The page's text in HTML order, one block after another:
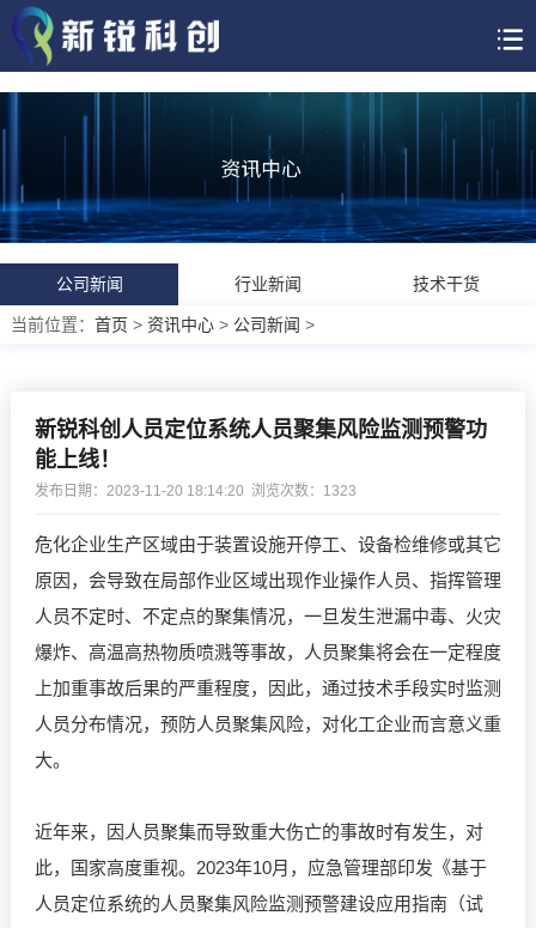
公司新闻 行业新闻 技术干货
当前位置： 首页 > 资讯中心> 公司新闻 >
新锐科创人员定位系统人员聚集风险监测预警功
能上线！
发布日期：2023-11-20 18:14:20 浏览次数： 1323
危化企业生产区域由于装置设施开停工、设备检维修或其它
原因，会导致在局部作业区域出现作业操作人员、指挥管理
人员不定时、不定点的聚集情况，一旦发生泄漏中毒、火灾
爆炸、高温高热物质喷溅等事故，人员聚集将会在一定程度
上加重事故后果的严重程度，因此，通过技术手段实时监测
人员分布情况，预防人员聚集风险，对化工企业而言意义重
大。
近年来，因人员聚集而导致重大伤亡的事故时有发生，对
此，国家高度重视。2023年10月，应急管理部印发《基于
人员定位系统的人员聚集风险监测预警建设应用指南（试